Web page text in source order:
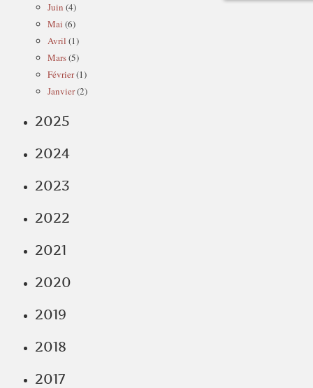
Juin (4)
Mai (6)
Avril (1)
Mars(5)
Février(1)
Janvier(2)
2025
2024
2023
2022
2021
2020
2019
2018
2017